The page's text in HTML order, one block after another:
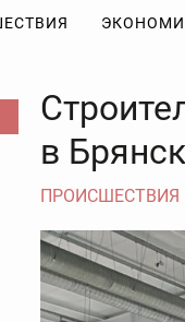
в
ПРОИСШЕСТВИЯ